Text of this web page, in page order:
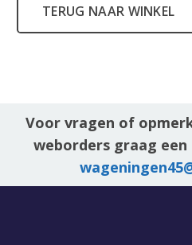
TERUG NAAR WINKEL
Voor vragen of
weborders graag